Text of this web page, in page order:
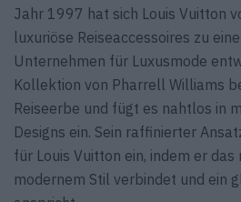
Jahr 1997 hat sich Louis Vuitton
luxuriöse Reiseaccessoires zu
Unternehmen für Luxusmode
Kollektion von Pharrell Williams
Reiseerbe und fügt es nahtlos in
Designs ein. Sein raffinierter
für Louis Vuitton ein, indem er das
modernem Stil verbindet und ein